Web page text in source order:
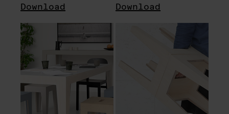
Download Download